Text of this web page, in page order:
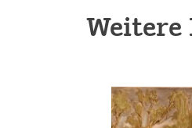
Weitere